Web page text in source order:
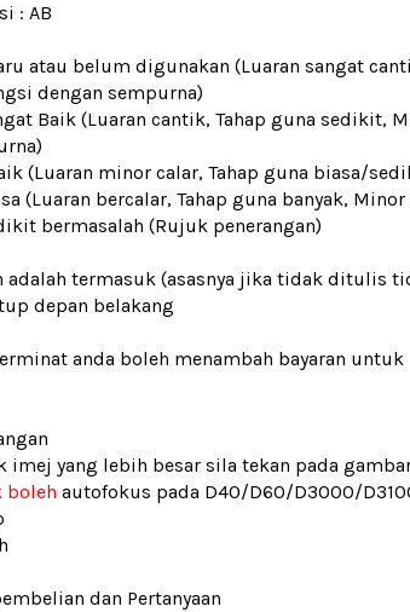
: AB
atau belum digunakan (Luaran sangat
dengan sempurna)
Baik (Luaran cantik, Tahap guna sedikit,
(Luaran minor calar, Tahap guna biasa/
(Luaran bercalar, Tahap guna banyak,
bermasalah (Rujuk penerangan)
adalah termasuk (asasnya jika tidak ditulis
depan belakang
anda boleh menambah bayaran untuk
imej yang lebih besar sila tekan pada
boleh autofokus pada D40/D60/D3000/
dan Pertanyaan